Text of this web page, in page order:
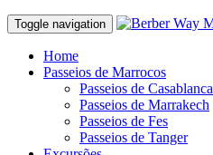
Toggle navigation
Home
Passeios de Marrocos
Passeios de Casablanca
Passeios de Marrakech
Passeios de Fes
Passeios de Tanger